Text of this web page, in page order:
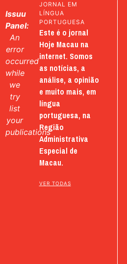
Issuu
Panel:
An
error
occurred
while
we
try
list
your
publications
JORNAL EM
LÍNGUA
PORTUGUESA
Este é o jornal
Hoje Macau na
internet. Somos
as notícias, a
análise, a opinião
e muito mais, em
língua
portuguesa, na
Região
Administrativa
Especial de
Macau.
VER TODAS